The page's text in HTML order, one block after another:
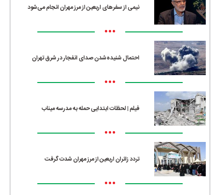
نیمی از سفرهای اربعین از مرز مهران انجام می‌شود
•••
احتمال شنیده‌شدن صدای انفجار در شرق تهران
•••
فیلم | لحظات ابتدایی حمله به مدرسه میناب
•••
تردد زائران اربعین از مرز مهران شدت گرفت
•••